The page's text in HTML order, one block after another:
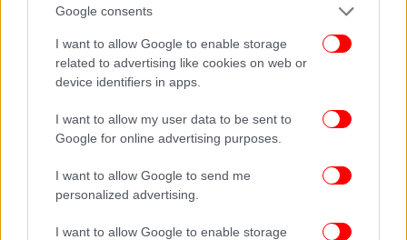
Google consents
I want to allow Google to enable storage
related to advertising like cookies on web or
device identifiers in apps.
I want to allow my user data to be sent to
Google for online advertising purposes.
I want to allow Google to send me
personalized advertising.
I want to allow Google to enable storage
Ακολουθήστε το
και μάθετε
πρώτοι όλες τις ειδήσεις
Δείτε όλες τις τελευταίεςΕιδήσεις
ΕΠΕΙΣΟΔΙΑ
ΜΟΛΌΤΟΦ ΙΧ ΑΥΤΟΚΊΝΗΤΟ ΚΆΔΟΙ ΑΣΤΥΝΟΜΊΑ